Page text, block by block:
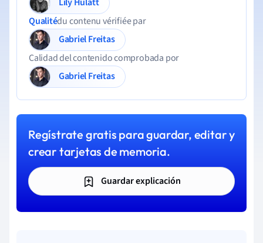
Qualitédu contenu vérifiée par
Gabriel Freitas
Calidad del contenido comprobada por
Gabriel Freitas
Regístrate gratis para guardar, editar y
crear tarjetas de memoria.
Guardar explicación